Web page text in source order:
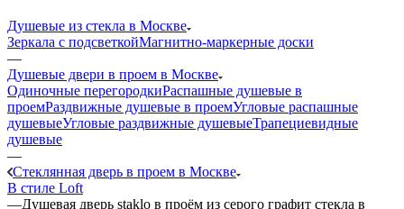
Душевые из стекла в Москве
Зеркала с подсветкойМагнитно-маркерные доски
—
Душевые двери в проем в Москве
Одиночные перегородкиРаспашные душевые в
проемРаздвижные душевые в проемУгловые распашные
душевыеУгловые раздвижные душевыеТрапециевидные
душевые
—
Стеклянная дверь в проем в Москве
В стиле Loft
—Душевая дверь staklo в проём из серого графит стекла в